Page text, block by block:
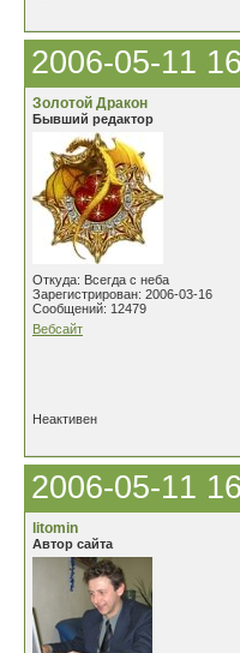
2006-05-11
Золотой Дракон
Бывший редактор
Откуда: Всегда с неба
Зарегистрирован: 2006-03-16
Сообщений: 12479
Вебсайт
Неактивен
2006-05-11
litomin
Автор сайта